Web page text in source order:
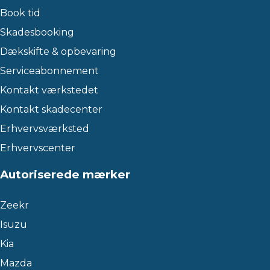
Book tid
Skadesbooking
Dækskifte & opbevaring
Serviceabonnement
Kontakt værkstedet
Kontakt skadecenter
Erhvervsværksted
Erhvervscenter
Autoriserede mærker
Zeekr
Isuzu
Kia
Mazda